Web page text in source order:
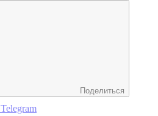
Поделиться
Telegram